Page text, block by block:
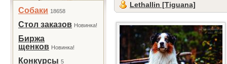
Собаки 18658
Стол заказов Новинка!
Биржа
щенков Новинка!
Конкурсы 5
Lethallin [Tiguana]